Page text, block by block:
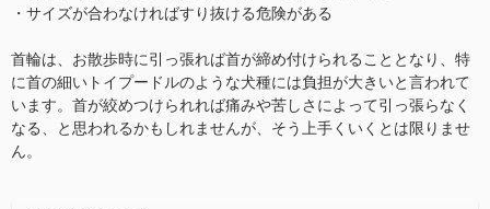
・サイズが合わなければすり抜ける危険がある
首輪は、お散歩時に引っ張れば首が締め付けられることとなり、特
に首の細いトイプードルのような犬種には負担が大きいと言われて
います。首が絞めつけられれば痛みや苦しさによって引っ張らなく
なる、と思われるかもしれませんが、そう上手くいくとは限りませ
ん。